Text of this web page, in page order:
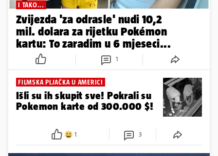
I TAKO...
Zvijezda 'za odrasle' nudi 10,2
mil. dolara za rijetku Pokémon
kartu: To zaradim u 6 mjeseci...
1
FILMSKA PLJAČKA U AMERICI
Išli su ih skupit sve! Pokrali su
Pokemon karte od 300.000 $!
1 3